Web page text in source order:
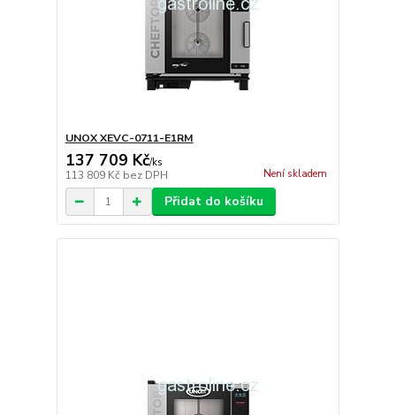
UNOX XEVC-0711-E1RM
137 709 Kč/ks
113 809 Kč bez DPH Není skladem
Přidat do košíku